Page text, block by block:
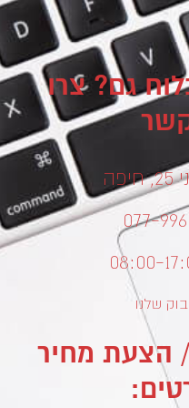
גם? צרו
שלנו
/ הצעת מחיר